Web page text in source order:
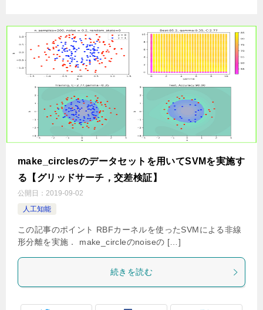
make_circlesのデータセットを用いてSVMを実施す
る【グリッドサーチ，交差検証】
公開日： 2019-09-02
人工知能
この記事のポイント RBFカーネルを使ったSVMによる非線
形分離を実施． make_circleのnoiseの […]
続きを読む